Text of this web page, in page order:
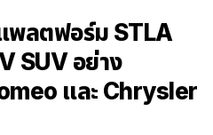
พลตฟอร์ม STLA
SUV อย่าง
และ Chrysler